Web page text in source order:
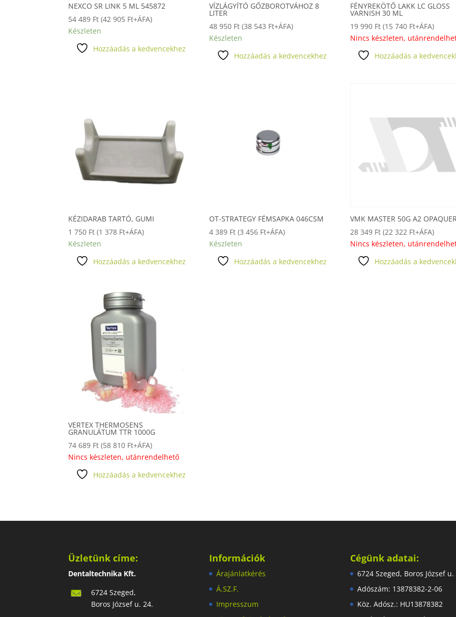
NEXCO SR LINK 5 ML 545872
54 489 Ft (42 905 Ft+ÁFA)
Készleten
Hozzáadás a kedvencekhez
VÍZLÁGYÍTÓ GŐZBOROTVÁHOZ 8
LITER
48 950 Ft (38 543 Ft+ÁFA)
Készleten
Hozzáadás a kedvencekhez
FÉNYREKÖTŐ LAKK LC GLOSS
VARNISH 30 ML
19 990 Ft (15 740 Ft+ÁFA)
Nincs készleten,
Hozzáadás a
KÉZIDARAB TARTÓ, GUMI
1 750 Ft (1 378 Ft+ÁFA)
Készleten
Hozzáadás a kedvencekhez
OT-STRATEGY FÉMSAPKA 046CSM
4 389 Ft (3 456 Ft+ÁFA)
Készleten
Hozzáadás a kedvencekhez
VMK MASTER 50G A2
28 349 Ft (22 322 Ft+ÁFA)
Nincs készleten,
Hozzáadás a
VERTEX THERMOSENS
GRANULÁTUM TTR 1000G
74 689 Ft (58 810 Ft+ÁFA)
Nincs készleten, utánrendelhető
Hozzáadás a kedvencekhez
Üzletünk címe:
Dentaltechnika Kft.
6724 Szeged,
Boros József u. 24.
Információk
Árajánlatkérés
Á.SZ.F.
Impresszum
Cégünk adatai:
6724 Szeged, Boros József u.
Adószám: 13878382-2-06
Köz. Adósz.: HU13878382